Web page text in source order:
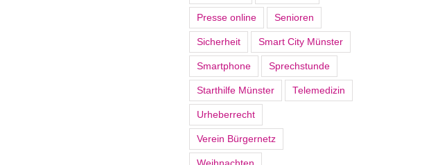
Presse online Senioren
Sicherheit Smart City Münster
Smartphone Sprechstunde
Starthilfe Münster Telemedizin
Urheberrecht
Verein Bürgernetz